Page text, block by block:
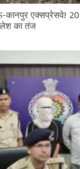
एक्सप्रेसवे! 20
का तंज